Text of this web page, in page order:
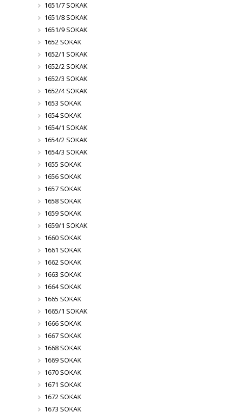
1651/7 SOKAK
1651/8 SOKAK
1651/9 SOKAK
1652 SOKAK
1652/1 SOKAK
1652/2 SOKAK
1652/3 SOKAK
1652/4 SOKAK
1653 SOKAK
1654 SOKAK
1654/1 SOKAK
1654/2 SOKAK
1654/3 SOKAK
1655 SOKAK
1656 SOKAK
1657 SOKAK
1658 SOKAK
1659 SOKAK
1659/1 SOKAK
1660 SOKAK
1661 SOKAK
1662 SOKAK
1663 SOKAK
1664 SOKAK
1665 SOKAK
1665/1 SOKAK
1666 SOKAK
1667 SOKAK
1668 SOKAK
1669 SOKAK
1670 SOKAK
1671 SOKAK
1672 SOKAK
1673 SOKAK